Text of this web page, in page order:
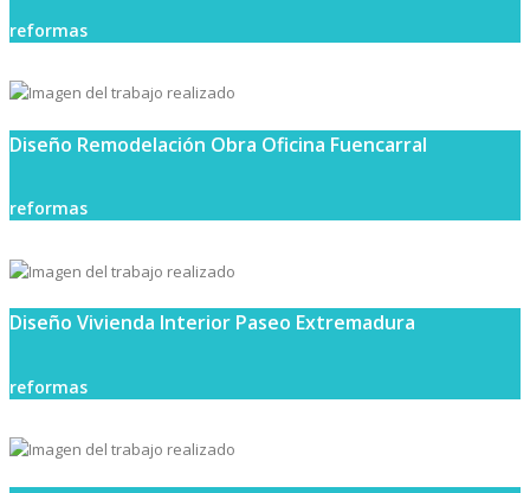
reformas
Diseño Remodelación Obra Oficina Fuencarral
reformas
Diseño Vivienda Interior Paseo Extremadura
reformas